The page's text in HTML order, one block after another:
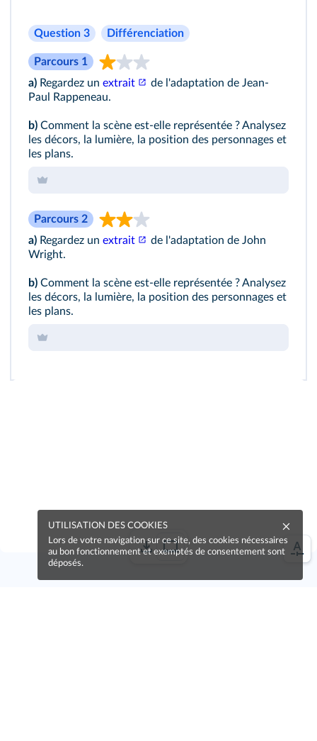
Question 3 Différenciation
Parcours 1
a) Regardez un extrait
de l'adaptation de Jean-
Paul Rappeneau.
b) Comment la scène est-elle représentée ? Analysez
les décors, la lumière, la position des personnages et
les plans.
Parcours 2
a) Regardez un extrait
de l'adaptation de John
Wright.
b) Comment la scène est-elle représentée ? Analysez
les décors, la lumière, la position des personnages et
les plans.
UTILISATION DES COOKIES
Lors de votre navigation sur ce site, des cookies nécessaires
au bon fonctionnement et exemptés de consentement sont
déposés.